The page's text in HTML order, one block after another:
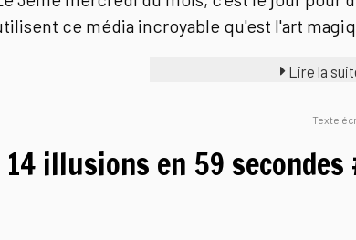
ce média incroyable qu'est l'art
Lire la
Texte
14 illusions en 59 secondes